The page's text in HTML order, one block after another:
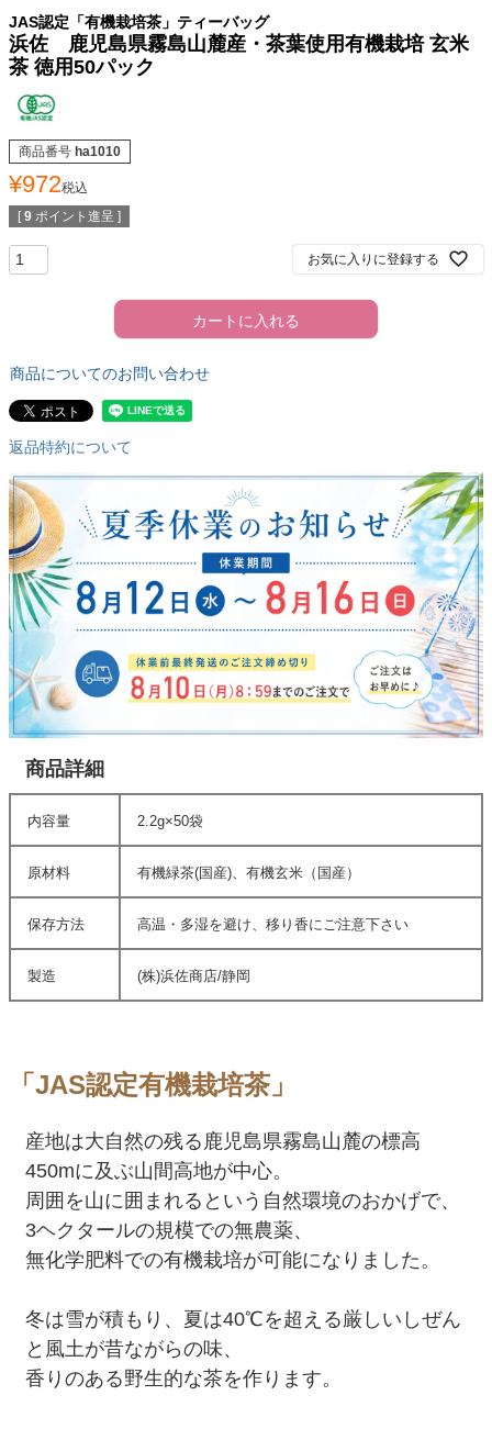
JAS認定「有機栽培茶」ティーバッグ
浜佐 鹿児島県霧島山麓産・茶葉使用有機栽培 玄米
茶 徳用50パック
商品番号 ha1010
¥972税込
[ 9 ポイント進呈 ]
お気に入りに登録する
カートに入れる
商品についてのお問い合わせ
返品特約について
商品詳細
内容量 2.2g×50袋
原材料 有機緑茶(国産)、有機玄米（国産）
保存方法 高温・多湿を避け、移り香にご注意下さい
製造 (株)浜佐商店/静岡
「JAS認定有機栽培茶」
産地は大自然の残る鹿児島県霧島山麓の標高
450mに及ぶ山間高地が中心。
周囲を山に囲まれるという自然環境のおかげで、
3ヘクタールの規模での無農薬、
無化学肥料での有機栽培が可能になりました。
冬は雪が積もり、夏は40℃を超える厳しいしぜん
と風土が昔ながらの味、
香りのある野生的な茶を作ります。